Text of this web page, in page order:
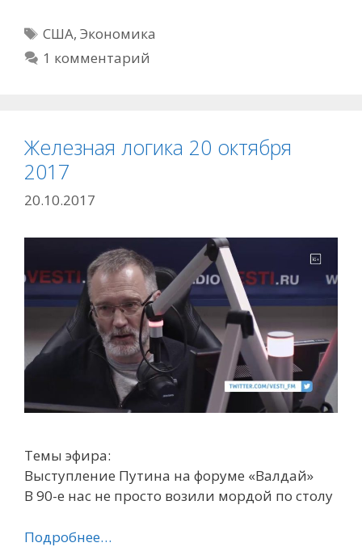
Метки
США,Экономика
1 комментарий
Железная логика 20 октября
2017
20.10.2017
Темы эфира:
Выступление Путина на форуме «Валдай»
В 90-е нас не просто возили мордой по столу
Подробнее…